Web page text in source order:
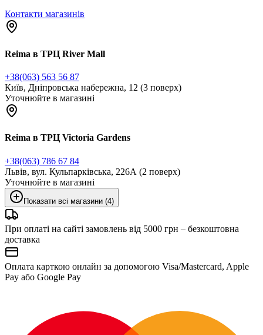
Контакти магазинів
Reima в ТРЦ River Mall
+38(063) 563 56 87
Київ, Дніпровська набережна, 12 (3 поверх)
Уточнюйте в магазині
Reima в ТРЦ Victoria Gardens
+38(063) 786 67 84
Львів, вул. Кульпарківська, 226А (2 поверх)
Уточнюйте в магазині
Показати всі магазини (4)
При оплаті на сайті замовлень від 5000 грн – безкоштовна
доставка
Оплата карткою онлайн за допомогою Visa/Mastercard, Apple
Pay або Google Pay